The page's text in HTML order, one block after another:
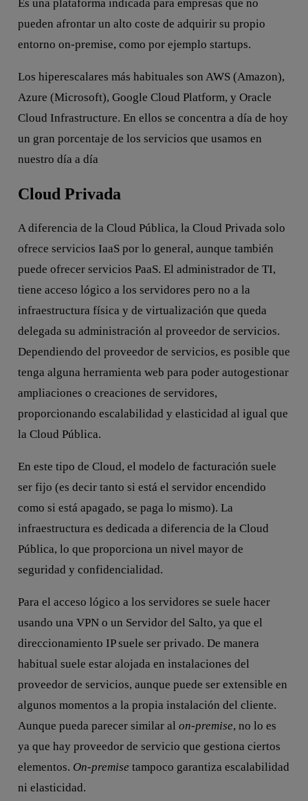
Es una plataforma indicada para empresas que no
pueden afrontar un alto coste de adquirir su propio
entorno on-premise, como por ejemplo startups.
Los hiperescalares más habituales son AWS (Amazon),
Azure (Microsoft), Google Cloud Platform, y Oracle
Cloud Infrastructure. En ellos se concentra a día de hoy
un gran porcentaje de los servicios que usamos en
nuestro día a día
Cloud Privada
A diferencia de la Cloud Pública, la Cloud Privada solo
ofrece servicios IaaS por lo general, aunque también
puede ofrecer servicios PaaS. El administrador de TI,
tiene acceso lógico a los servidores pero no a la
infraestructura física y de virtualización que queda
delegada su administración al proveedor de servicios.
Dependiendo del proveedor de servicios, es posible que
tenga alguna herramienta web para poder autogestionar
ampliaciones o creaciones de servidores,
proporcionando escalabilidad y elasticidad al igual que
la Cloud Pública.
En este tipo de Cloud, el modelo de facturación suele
ser fijo (es decir tanto si está el servidor encendido
como si está apagado, se paga lo mismo). La
infraestructura es dedicada a diferencia de la Cloud
Pública, lo que proporciona un nivel mayor de
seguridad y confidencialidad.
Para el acceso lógico a los servidores se suele hacer
usando una VPN o un Servidor del Salto, ya que el
direccionamiento IP suele ser privado. De manera
habitual suele estar alojada en instalaciones del
proveedor de servicios, aunque puede ser extensible en
algunos momentos a la propia instalación del cliente.
Aunque pueda parecer similar al on-premise, no lo es
ya que hay proveedor de servicio que gestiona ciertos
elementos. On-premise tampoco garantiza escalabilidad
ni elasticidad.